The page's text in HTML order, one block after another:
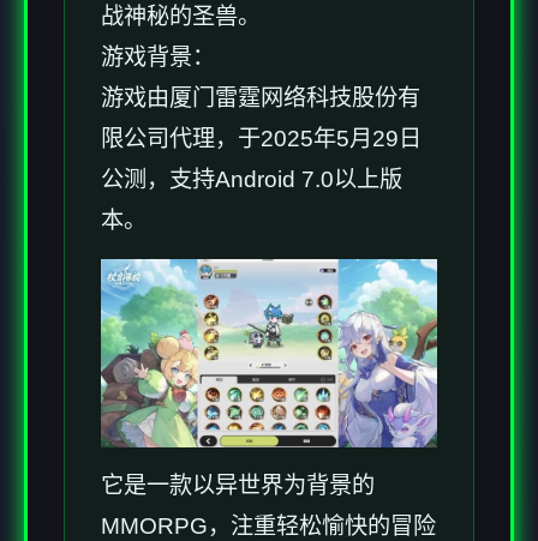
战神秘的圣兽。
游戏背景：
游戏由厦门雷霆网络科技股份有
限公司代理，于2025年5月29日
公测，支持Android 7.0以上版
本。
它是一款以异世界为背景的
MMORPG，注重轻松愉快的冒险